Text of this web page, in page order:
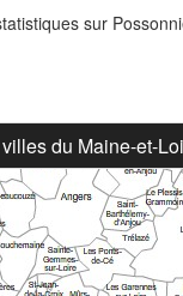
sur
du Maine-et-